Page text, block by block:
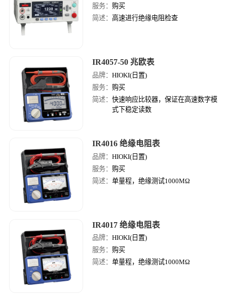
服务： 购买
简述： 高速进行绝缘电阻检查
IR4057-50 兆欧表
品牌：HIOKI(日置)
服务： 购买
简述：快速响应比较器，保证在高速数字模
式下稳定读数
IR4016 绝缘电阻表
品牌：HIOKI(日置)
服务： 购买
简述：单量程，绝缘测试1000MΩ
IR4017 绝缘电阻表
品牌：HIOKI(日置)
服务： 购买
简述：单量程，绝缘测试1000MΩ